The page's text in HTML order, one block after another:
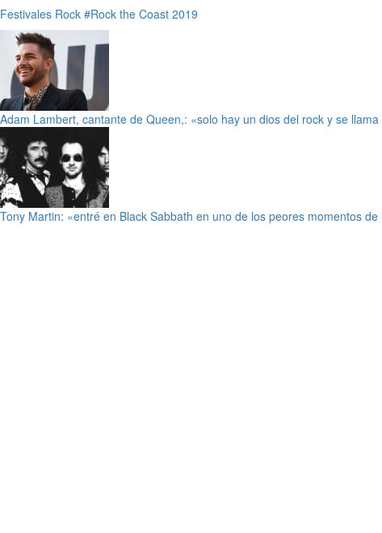
Festivales Rock #Rock the Coast 2019
Adam Lambert, cantante de Queen,: «solo hay un dios del rock y se
Tony Martin: «entré en Black Sabbath en uno de los peores momentos de